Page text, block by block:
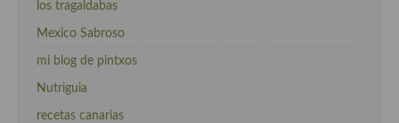
los tragaldabas
Mexico Sabroso
mi blog de pintxos
Nutriguia
recetas canarias